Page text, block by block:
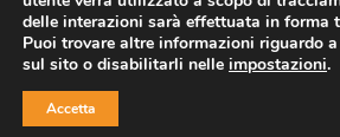
Privacy
Cookie Child
Copyright © 2021 AddioPizzo | Tutti i
delle interazioni sarà effettuata in forma
Puoi trovare altre informazioni riguardo
sul sito o disabilitarli nelle impostazioni.
Accetta